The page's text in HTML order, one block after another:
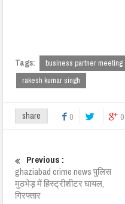
Tags: business partner meeting
rakesh kumar singh
share 0 0
Previous :
ghaziabad crime news पुलिस
मुठभेड़ में हिस्ट्रीशीटर घायल,
गिरफ्तार